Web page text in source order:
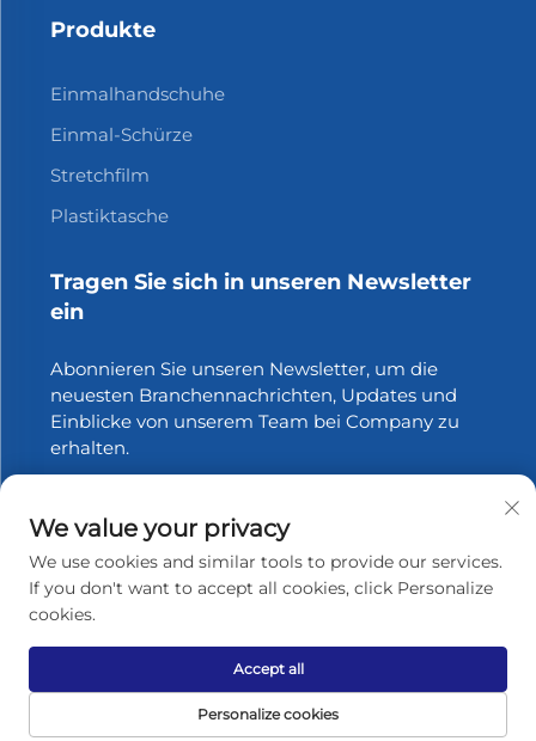
Produkte
Einmalhandschuhe
Einmal-Schürze
Stretchfilm
Plastiktasche
Tragen Sie sich in unseren Newsletter
ein
Abonnieren Sie unseren Newsletter, um die
neuesten Branchennachrichten, Updates und
Einblicke von unserem Team bei Company zu
erhalten.
Urheberrecht © 2025 Zhangjiagang Xinfang Packaging
Nach oben scrollen
We value your privacy
We use cookies and similar tools to provide our services.
If you don't want to accept all cookies, click Personalize
cookies.
Personalize cookies
Accept all